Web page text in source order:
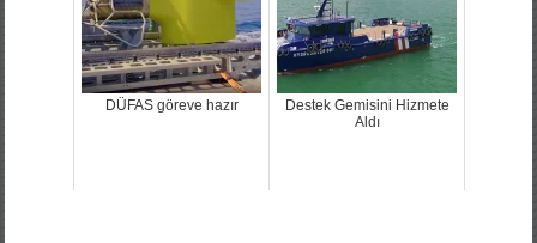
DÜFAS göreve hazır
Destek Gemisini Hizmete
Aldı